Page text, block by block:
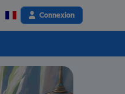
Connexion